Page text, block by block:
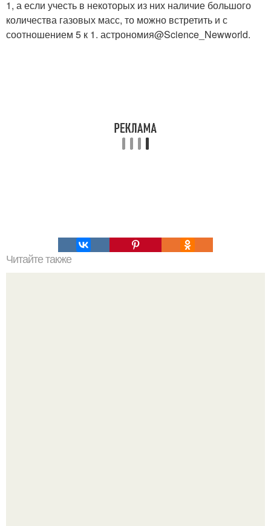
1, а если учесть в некоторых из них наличие большого
количества газовых масс, то можно встретить и с
соотношением 5 к 1. астрономия@Science_Newworld.
Читайте также